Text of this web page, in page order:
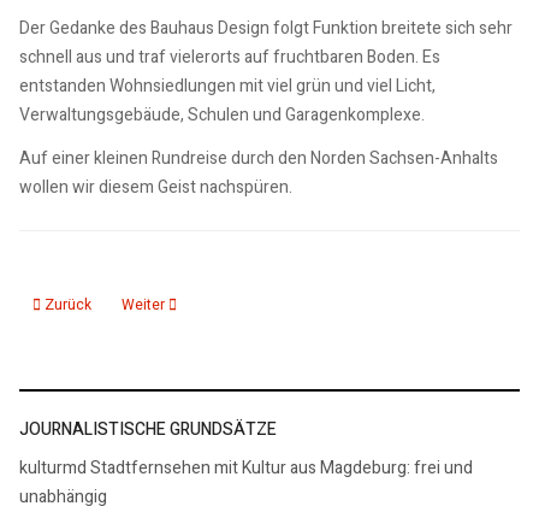
Der Gedanke des Bauhaus Design folgt Funktion breitete sich sehr
schnell aus und traf vielerorts auf fruchtbaren Boden. Es
entstanden Wohnsiedlungen mit viel grün und viel Licht,
Verwaltungsgebäude, Schulen und Garagenkomplexe.
Auf einer kleinen Rundreise durch den Norden Sachsen-Anhalts
wollen wir diesem Geist nachspüren.
Vorheriger Beitrag: Die Moderne im Süden Sachsen-Anhalt -100 Jahre
Zurück Nächster Beitrag: Magdeburg Reformstadt der Moderne
Weiter
JOURNALISTISCHE GRUNDSÄTZE
kulturmd Stadtfernsehen mit Kultur aus Magdeburg: frei und
unabhängig